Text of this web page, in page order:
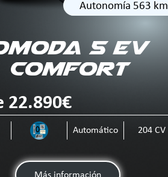
Autonomía 563 km
5 EV
Comfort
22.890€
Automático 204 CV